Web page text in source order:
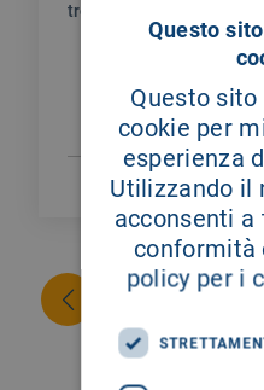
trovato un’assistenza
Questo
Questo
cookie per
esperienza
Utilizzando il
acconsenti
conformità
policy per i